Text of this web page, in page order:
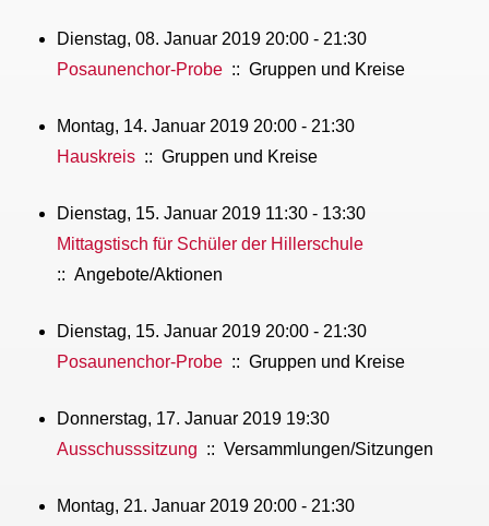
Dienstag, 08. Januar 2019 20:00 - 21:30
Posaunenchor-Probe :: Gruppen und Kreise
Montag, 14. Januar 2019 20:00 - 21:30
Hauskreis :: Gruppen und Kreise
Dienstag, 15. Januar 2019 11:30 - 13:30
Mittagstisch für Schüler der Hillerschule
:: Angebote/Aktionen
Dienstag, 15. Januar 2019 20:00 - 21:30
Posaunenchor-Probe :: Gruppen und Kreise
Donnerstag, 17. Januar 2019 19:30
Ausschusssitzung :: Versammlungen/Sitzungen
Montag, 21. Januar 2019 20:00 - 21:30